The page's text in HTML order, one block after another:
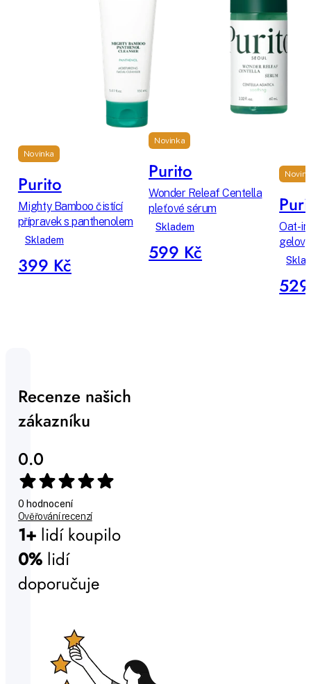
Novinka
Purito
Mighty Bamboo čistící
přípravek s panthenolem
Skladem
399 Kč
Novinka
Purito
Wonder Releaf Centella
pleťové sérum
Skladem
599 Kč
Oat-in
Recenze našich
zákazníku
0.0
0 hodnocení
Ověřování recenzí
1+ lidí koupilo
0% lidí
doporučuje